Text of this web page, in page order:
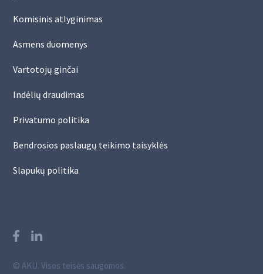
Komisinis atlyginimas
Asmens duomenys
Vartotojų ginčai
Indėlių draudimas
Privatumo politika
Bendrosios paslaugų teikimo taisyklės
Slapukų politika
© AKU. Visos teisės saugomos.